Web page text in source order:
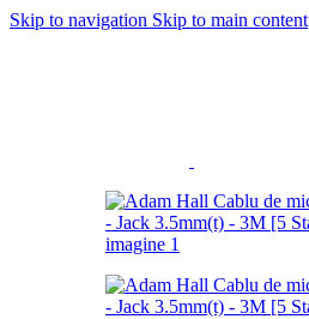
Skip to navigation Skip to main content